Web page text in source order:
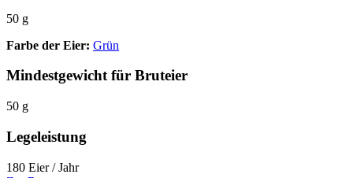
50 g
Farbe der Eier: Grün
Mindestgewicht für Bruteier
50 g
Legeleistung
180 Eier / Jahr